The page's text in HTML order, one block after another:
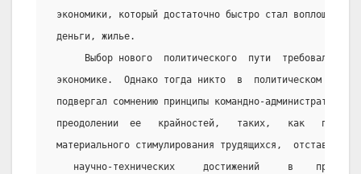
экономики, который достаточно быстро стал
деньги, жилье.
Выбор нового  политического  пути  требовал
экономике.  Однако тогда никто  в  политическом
подвергал сомнению принципы командно-
преодолении  ее   крайностей,   таких,   как   почти
материального стимулирования трудящихся,  отставание
научно-технических     достижений     в